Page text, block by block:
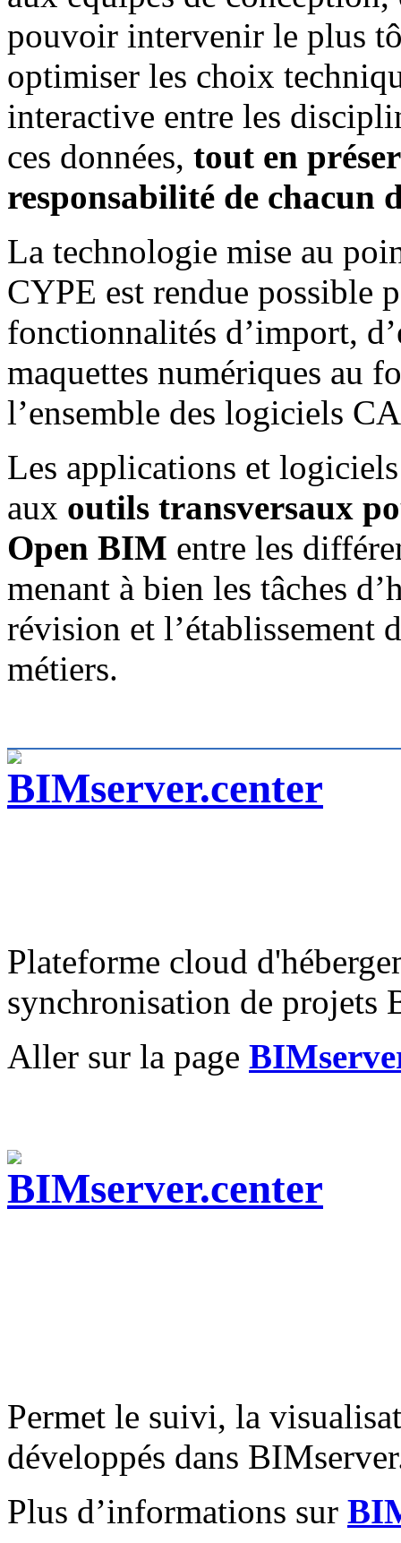
pouvoir intervenir le plus
optimiser les choix
interactive entre les
ces données, tout en
responsabilité de chacun
La technologie mise au
CYPE est rendue possible
fonctionnalités d’import,
maquettes numériques au
l’ensemble des logiciels
Les applications et
aux outils transversaux
Open BIM entre les
menant à bien les tâches
révision et l’établissement
métiers.
Plateforme cloud
synchronisation de projets
Aller sur la page
Permet le suivi, la
développés dans
Plus d’informations sur